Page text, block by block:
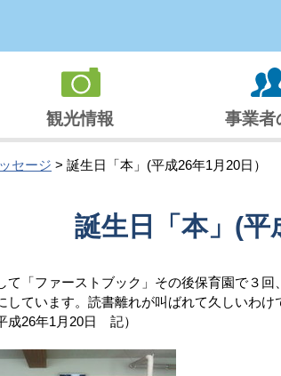
観光情報 事業者
セージ > 誕生日「本」(平成26年1月20日）
誕生日「本」(平
て「ファーストブック」その後保育園で３
しています。読書離れが叫ばれて久しいわ
26年1月20日 記）